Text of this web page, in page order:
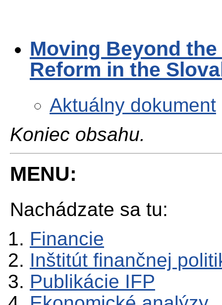
Moving Beyond
Reform in the
Aktuálny dokument
Koniec obsahu.
MENU:
Nachádzate sa tu:
Financie
Inštitút finančnej
Publikácie IFP